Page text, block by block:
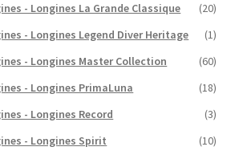
- Longines La Grande Classique
(20)
- Longines Legend Diver Heritage
(1)
- Longines Master Collection
(60)
- Longines PrimaLuna
(18)
- Longines Record
(3)
- Longines Spirit
(10)